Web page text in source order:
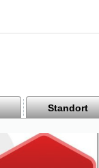
Standort